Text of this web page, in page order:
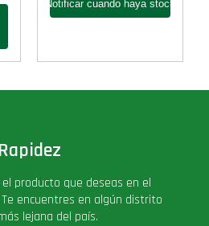
Rapidez
producto que deseas en el
encuentres en algún distrito
lejana del país.